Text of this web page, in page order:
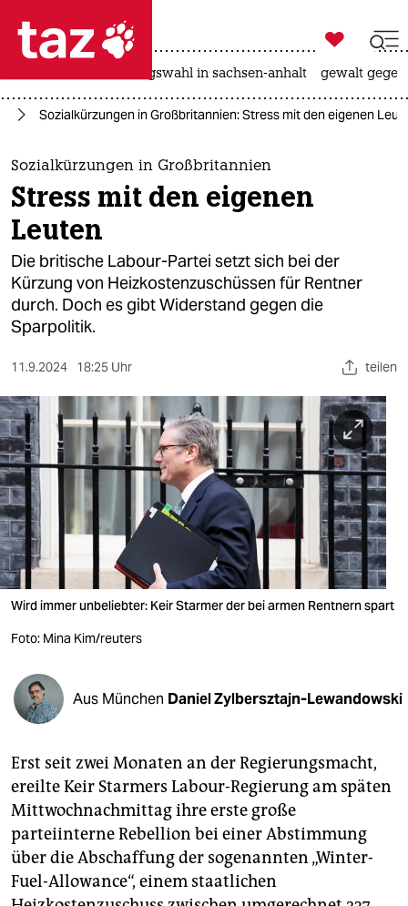
 taz zahl ich
taz zahl ich
themen
politik
öko
gesellschaft
kultur
sport
berlin
nord
wahrheit
verlag
verlag
veranstaltungen
shop
fragen & hilfe
unterstützen
genossenschaft
epaper login

taz zahl ich
landtagswahl in sachsen-anhalt gewalt
Sozialkürzungen in Großbritannien: Stress mit den eigenen
Sozialkürzungen in Großbritannien
Stress mit den eigenen
Leuten
Die britische Labour-Partei setzt sich bei der
Kürzung von Heizkostenzuschüssen für Rentner
durch. Doch es gibt Widerstand gegen die
Sparpolitik.
11.9.2024 18:25 Uhr teilen
Wird immer unbeliebter: Keir Starmer der bei armen Rentnern spart
Foto: Mina Kim/reuters
Aus München Daniel Zylbersztajn-Lewandowski
Erst seit zwei Monaten an der Regierungsmacht,
ereilte Keir Starmers Labour-Regierung am späten
Mittwochnachmittag ihre erste große
parteiinterne Rebellion bei einer Abstimmung
über die Abschaffung der sogenannten „Winter-
Fuel-Allowance“, einem staatlichen